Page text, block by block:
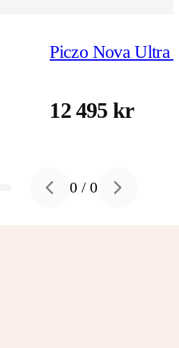
Piczo Nova Ultra
12 495 kr
Previous slide
0 /0 Next slide